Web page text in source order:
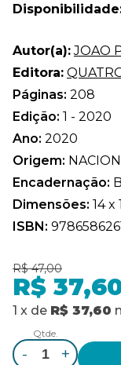
Autor(a): JOAO
Editora:
Páginas: 208
Edição: 1 - 2020
Ano: 2020
Origem:
Encadernação:
Dimensões: 14 x
ISBN:
R$ 47,00
R$
1 x de R$ 37,60
Qtde.
- +